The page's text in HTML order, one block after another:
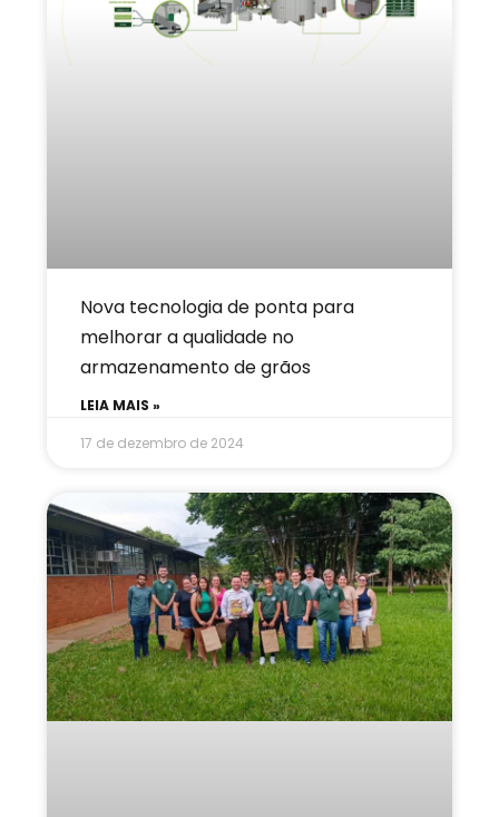
Nova tecnologia de ponta para
melhorar a qualidade no
armazenamento de grãos
LEIA MAIS »
17 de dezembro de 2024